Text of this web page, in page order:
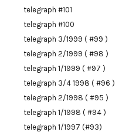
telegraph #101
telegraph #100
telegraph 3/1999 ( #99 )
telegraph 2/1999 ( #98 )
telegraph 1/1999 ( #97 )
telegraph 3/4 1998 ( #96 )
telegraph 2/1998 ( #95 )
telegraph 1/1998 ( #94 )
telegraph 1/1997 (#93)